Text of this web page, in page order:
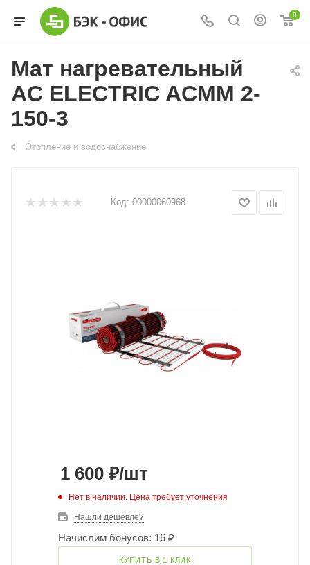
0
Мат нагревательный
AC ELECTRIC ACMM 2-
150-3
Отопление и водоснабжение
Код: 00000060968
1 600 ₽/шт
Нет в наличии. Цена требует уточнения
Нашли дешевле?
Начислим бонусов: 16 ₽
КУПИТЬ В 1 КЛИК